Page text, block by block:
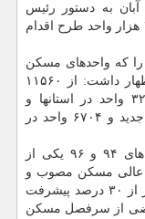
به دستور رئیس
جمهور و با حضور وزیر راه و شهرسازی، ۴۰۰ هزار واحد طرح اقدام
که واحدهای مسکن
ملی همان مسکن مهر است را رد کرد و اظهار داشت: از ۱۱۵۶۰
واحد مسکن ملی که افتتاح شد، حدود ۳۲۴۶ واحد در استانها و
ادارات کل استانی، ۱۶۱۰ واحد در شهرهای جدید و ۶۷۰۴ واحد در
محمودزاده تصریح کرد: دو مصوبه در سال های ۹۴ و ۹۶ یکی از
عالی مسکن مصوب و
های کمتر از ۳۰ درصد پیشرفت
از سرفصل مسکن